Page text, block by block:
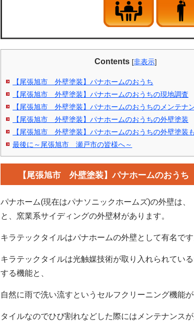
Contents [非表示]
【尾張旭市 外壁塗装】パナホームのおうち
【尾張旭市 外壁塗装】パナホームのおうちの現地調査
【尾張旭市 外壁塗装】パナホームのおうちのメンテナ
【尾張旭市 外壁塗装】パナホームのおうちの外壁塗装
【尾張旭市 外壁塗装】パナホームのおうちの外壁塗装
最後に～尾張旭市 瀬戸市の皆様へ～
【尾張旭市 外壁塗装】パナホームのおうち
パナホーム(現在はパナソニックホームズ)の外壁は
と、窯業系サイディングの外壁材があります。
キラテックタイルはパナホームの外壁として有名です
キラテックタイルは光触媒技術が取り入れられてい
する機能と、
自然に雨で洗い流すというセルフクリーニング機能が
タイルなのでひび割れなどした際にはメンテナンス